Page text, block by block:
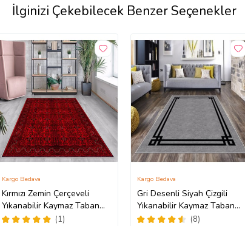
İlginizi Çekebilecek Benzer Seçenekler
Kırmızı Zemin Çerçeveli
Yıkanabilir Kaymaz Taban
Leke Tutmaz Modern Salon
(1)
Kargo Bedava
Gri Desenli Siyah Çizgili
Yıkanabilir Kaymaz Taban
Leke Tutmaz Modern Salon
(8)
Kargo Bedava